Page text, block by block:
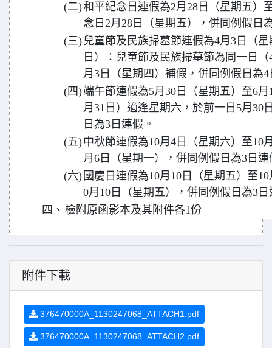
(二)和平紀念日連假為2月28日（星期五）
念日2月28日（星期五），併同例假日
(三) 兒童節及民族掃墓節連假為4月3日（
日）：兒童節及民族掃墓節為同一日
月3日（星期四）補假，併同例假日為
(四)端午節連假為5月30日（星期五）至6
月31日）適逢星期六，於前一日5月30
日為3日連假。
(五)中秋節連假為10月4日（星期六）至10
月6日（星期一），併同例假日為3日連
(六) 國慶日連假為10月10日（星期五）至
0月10日（星期五），併同例假日為3日
四、 檢附原函影本及其附件各1份
附件下載
376470000A_1130247068_ATTACH1.pdf
376470000A_1130247068_ATTACH2.pdf